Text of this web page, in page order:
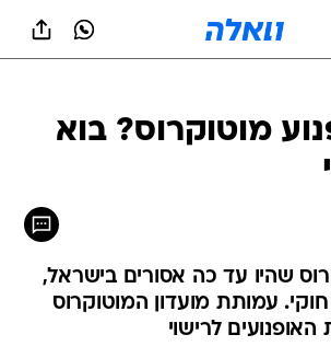
מוטוקרוס? בוא
שהיו עד כה אסורים בישראל,
עמותת מועדון המוטוקרוס
לרישוי